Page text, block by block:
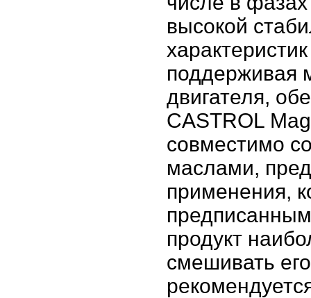
высокой
поддерживая
двигателя,
CASTROL
совместимо
маслами,
применения,
продукт
смешивать